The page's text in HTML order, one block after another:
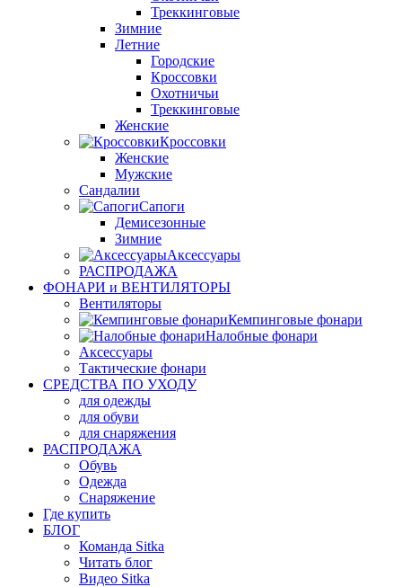
Треккинговые
Зимние
Летние
Городские
Кроссовки
Охотничьи
Треккинговые
Женские
Кроссовки
Женские
Мужские
Сандалии
Сапоги
Демисезонные
Зимние
Аксессуары
РАСПРОДАЖА
ФОНАРИ и ВЕНТИЛЯТОРЫ
Вентиляторы
Кемпинговые фонари
Налобные фонари
Аксессуары
Тактические фонари
СРЕДСТВА ПО УХОДУ
для одежды
для обуви
для снаряжения
РАСПРОДАЖА
Обувь
Одежда
Снаряжение
Где купить
БЛОГ
Команда Sitka
Читать блог
Видео Sitka